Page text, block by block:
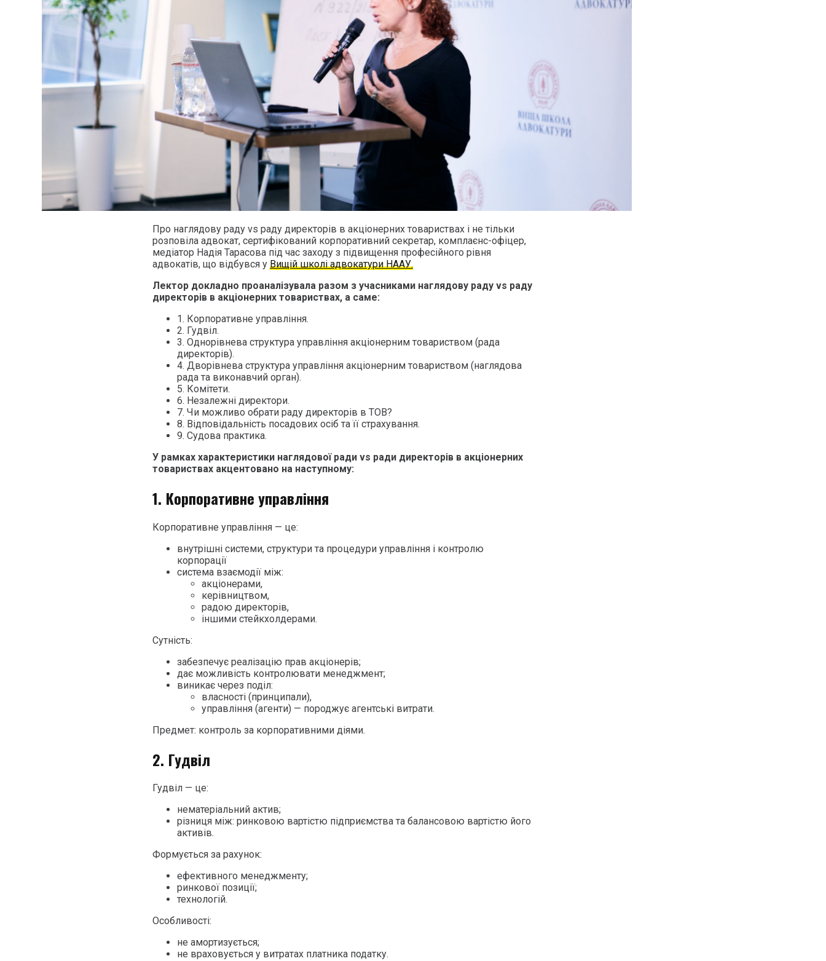
Про наглядову раду vs раду директорів в акціонерних товариствах і не тільки
розповіла адвокат, сертифікований корпоративний секретар, комплаєнс-офіцер,
медіатор Надія Тарасова під час заходу з підвищення професійного рівня
адвокатів, що відбувся у Вищій школі адвокатури НААУ.
Лектор докладно проаналізувала разом з учасниками наглядову раду vs раду
директорів в акціонерних товариствах, а саме:
1. Корпоративне управління.
2. Гудвіл.
3. Однорівнева структура управління акціонерним товариством (рада
директорів).
4. Дворівнева структура управління акціонерним товариством (наглядова
рада та виконавчий орган).
5. Комітети.
6. Незалежні директори.
7. Чи можливо обрати раду директорів в ТОВ?
8. Відповідальність посадових осіб та її страхування.
9. Судова практика.
У рамках характеристики наглядової ради vs ради директорів в акціонерних
товариствах акцентовано на наступному:
1. Корпоративне управління
Корпоративне управління — це:
внутрішні системи, структури та процедури управління і контролю
корпорації
система взаємодії між:
акціонерами,
керівництвом,
радою директорів,
іншими стейкхолдерами.
Сутність:
забезпечує реалізацію прав акціонерів;
дає можливість контролювати менеджмент;
виникає через поділ:
власності (принципали),
управління (агенти) — породжує агентські витрати.
Предмет: контроль за корпоративними діями.
2. Гудвіл
Гудвіл — це:
нематеріальний актив;
різниця між: ринковою вартістю підприємства та балансовою вартістю його
активів.
Формується за рахунок:
ефективного менеджменту;
ринкової позиції;
технологій.
Особливості:
не амортизується;
не враховується у витратах платника податку.